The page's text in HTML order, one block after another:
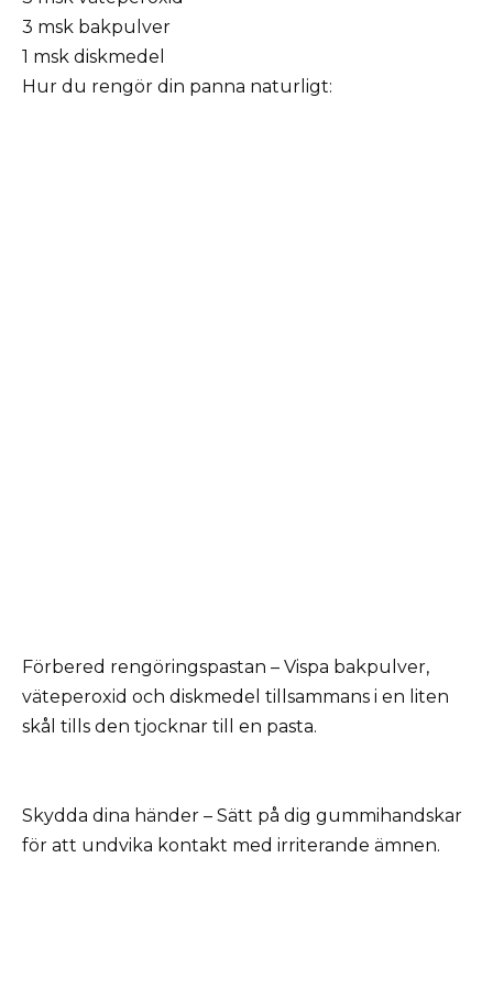
3 msk bakpulver
1 msk diskmedel
Hur du rengör din panna naturligt:
Förbered rengöringspastan – Vispa bakpulver,
väteperoxid och diskmedel tillsammans i en liten
skål tills den tjocknar till en pasta.
Skydda dina händer – Sätt på dig gummihandskar
för att undvika kontakt med irriterande ämnen.